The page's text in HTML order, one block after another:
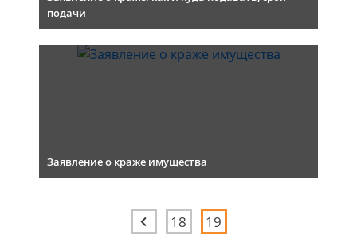
подачи
Заявление о краже имущества
18 19